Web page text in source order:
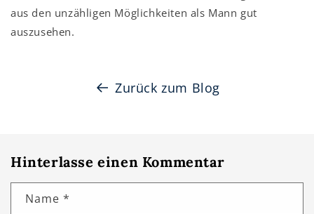
aus den unzähligen Möglichkeiten als Mann gut
auszusehen.
Zurück zum Blog
Hinterlasse einen Kommentar
Name *